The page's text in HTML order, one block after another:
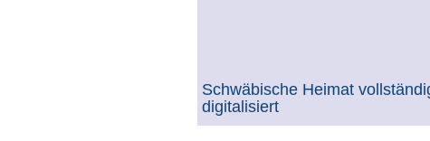
Schwäbische Heimat
digitalisiert